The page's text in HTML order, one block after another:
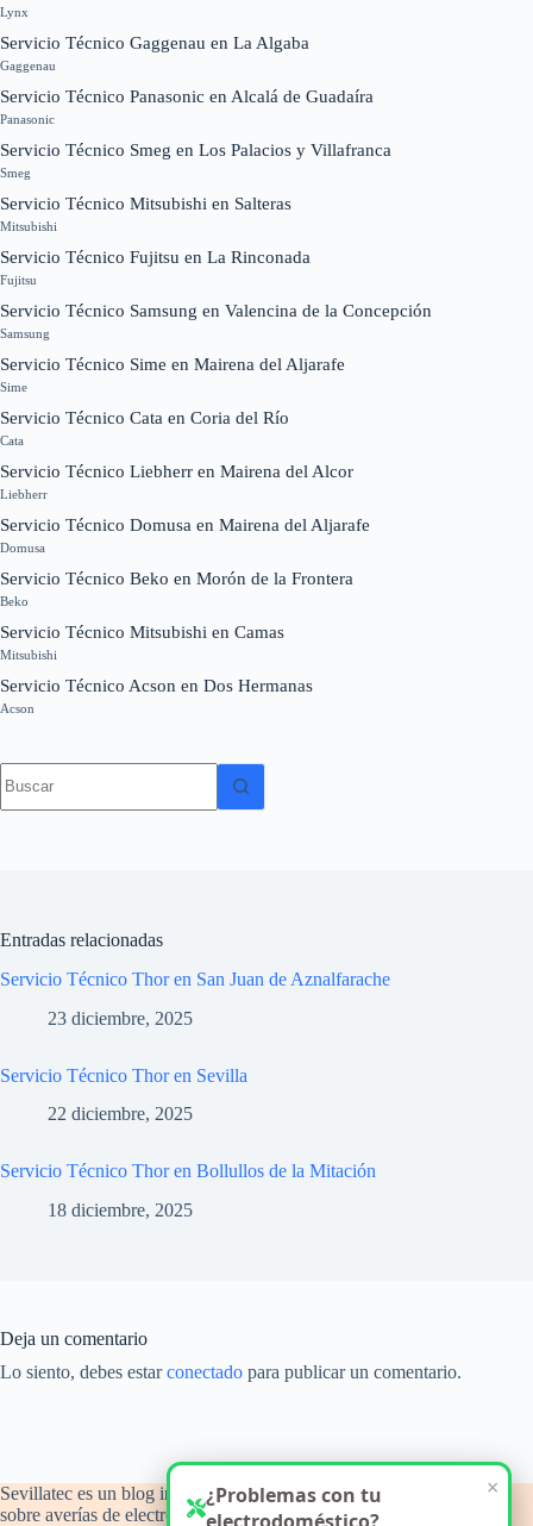
Lynx
Servicio Técnico Gaggenau en La Algaba
Gaggenau
Servicio Técnico Panasonic en Alcalá de Guadaíra
Panasonic
Servicio Técnico Smeg en Los Palacios y Villafranca
Smeg
Servicio Técnico Mitsubishi en Salteras
Mitsubishi
Servicio Técnico Fujitsu en La Rinconada
Fujitsu
Servicio Técnico Samsung en Valencina de la Concepción
Samsung
Servicio Técnico Sime en Mairena del Aljarafe
Sime
Servicio Técnico Cata en Coria del Río
Cata
Servicio Técnico Liebherr en Mairena del Alcor
Liebherr
Servicio Técnico Domusa en Mairena del Aljarafe
Domusa
Servicio Técnico Beko en Morón de la Frontera
Beko
Servicio Técnico Mitsubishi en Camas
Mitsubishi
Servicio Técnico Acson en Dos Hermanas
Acson
resultados
Entradas relacionadas
Servicio Técnico Thor en San Juan de Aznalfarache
23 diciembre, 2025
Servicio Técnico Thor en Sevilla
22 diciembre, 2025
Servicio Técnico Thor en Bollullos de la Mitación
18 diciembre, 2025
Deja un comentario
Lo siento, debes estarconectado para publicar un comentario.
Sevillatec es un blog informativo y de orientación técnica
sobre averías de electrodomésticos del hogar, con atención a
×
¿Problemas con tu